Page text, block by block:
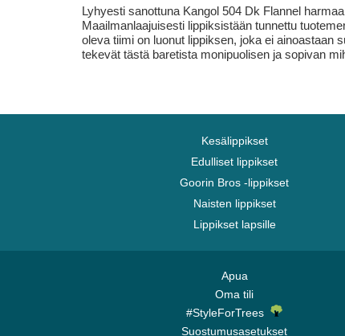
Lyhyesti sanottuna Kangol 504 Dk Flannel
Maailmanlaajuisesti lippiksistään tunnettu
oleva tiimi on luonut lippiksen, joka ei ainoastaan
tekevät tästä baretista monipuolisen ja sopivan
Kesälippikset
Edulliset lippikset
Goorin Bros -lippikset
Naisten lippikset
Lippikset lapsille
Apua
Oma tili
#StyleForTrees
Suostumusasetukset